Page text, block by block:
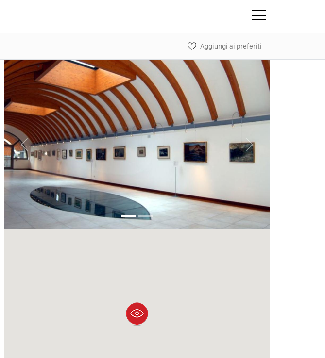
Aggiungi ai preferiti
Previous Next